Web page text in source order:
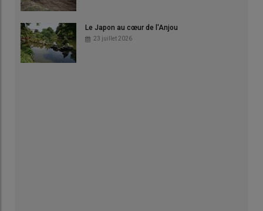
Le Japon au cœur de l'Anjou
23 juillet 2026